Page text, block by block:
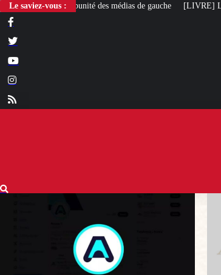
Le saviez-vous :
médias de gauche [LIVRE] L’autobiographie